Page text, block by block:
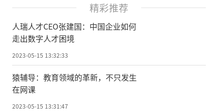
精彩推荐
人瑞人才CEO张建国：中国企业如何
走出数字人才困境
2023-05-15 13:32:33
猿辅导：教育领域的革新，不只发生
在网课
2023-05-15 13:31:47